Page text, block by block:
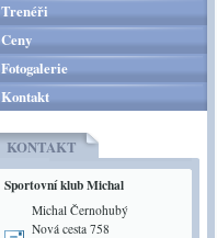
Trenéři
Ceny
Fotogalerie
Kontakt
KONTAKT
Sportovní klub Michal
Michal Černohubý
Nová cesta 758